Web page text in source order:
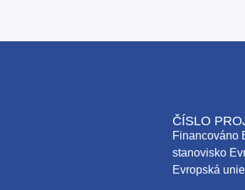
ČÍSLO
Financováno
stanovisko
Evropská